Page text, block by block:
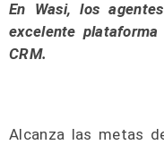
En Wasi, los
excelente
CRM.
Alcanza las metas